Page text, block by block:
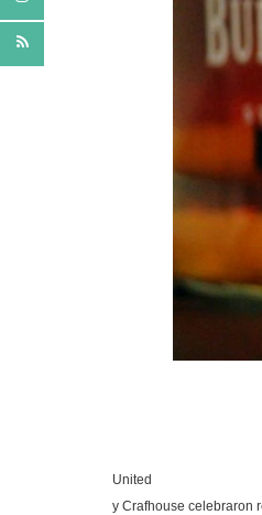
United
y Crafhouse celebraron